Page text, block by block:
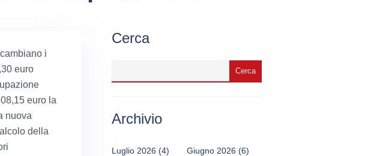
i
euro
euro la
nuova
della
Cerca
Archivio
Luglio 2026 (4) Giugno 2026 (6)